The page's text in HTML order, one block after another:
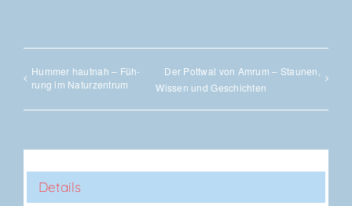
Hum­mer haut­nah – Füh­
rung im Naturzentrum
Der Pott­wal von Amrum – Stau­nen,
Wis­sen und Geschichten
Details